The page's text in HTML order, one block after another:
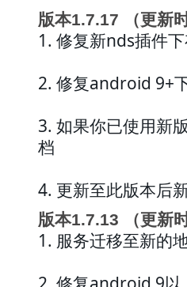
版本1.7.17 （更新
1. 修复新nds插件
2. 修复android 9+
3. 如果你已使用新
档
4. 更新至此版本后
版本1.7.13 （更新
1. 服务迁移至新的